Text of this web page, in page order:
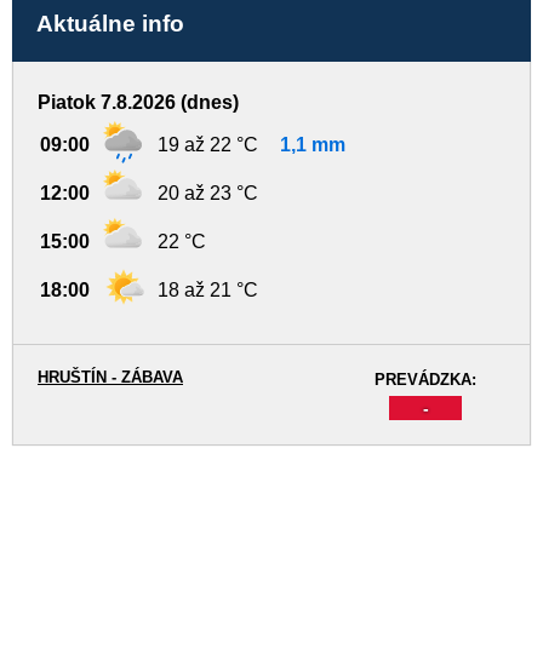
Aktuálne info
Piatok 7.8.2026 (dnes)
09:00 19 až 22 °C 1,1 mm
12:00 20 až 23 °C
15:00 22 °C
18:00 18 až 21 °C
PREVÁDZKA:
-
HRUŠTÍN - ZÁBAVA